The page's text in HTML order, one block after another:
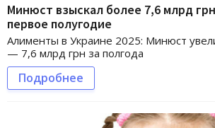
Минюст взыскал более 7,6 млрд
первое полугодие
Алименты в Украине 2025: Минюст
— 7,6 млрд грн за полгода
Подробнее